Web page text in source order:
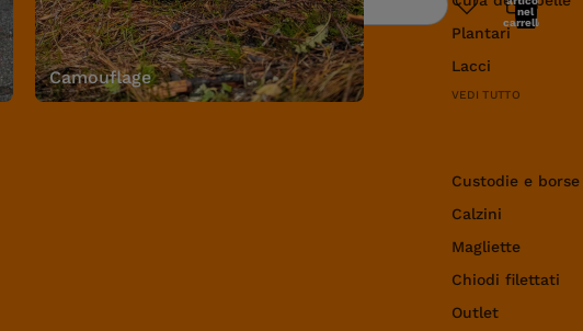
Camouflage
Plantari
Lacci
VEDI TUTTO
Custodie e
Calzini
Magliette
Chiodi filettati
Outlet
Ricerca
nel
carrello: